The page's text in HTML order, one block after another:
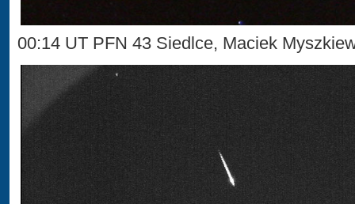
00:14 UT PFN 43 Siedlce, Maciek